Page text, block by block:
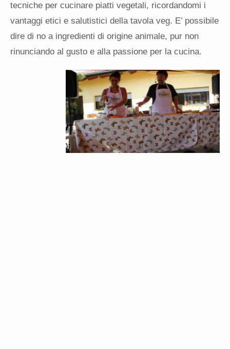
tecniche per cucinare piatti vegetali, ricordandomi i
vantaggi etici e salutistici della tavola veg. E’ possibile
dire di no a ingredienti di origine animale, pur non
rinunciando al gusto e alla passione per la cucina.